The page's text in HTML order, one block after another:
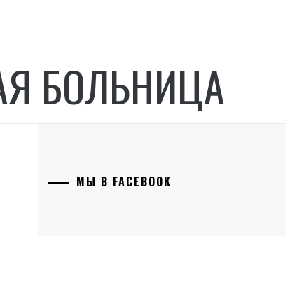
БОЛЬНИЦА
МЫ В FACEBOOK